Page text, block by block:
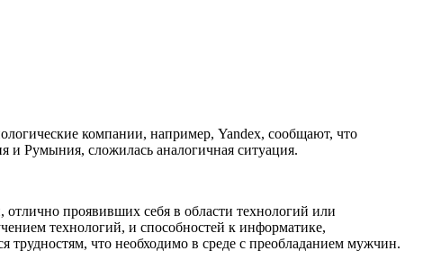
компании, например, Yandex, сообщают, что
и Румыния, сложилась аналогичная ситуация.
проявивших себя в области технологий или
технологий, и способностей к информатике,
трудностям, что необходимо в среде с преобладанием мужчин.